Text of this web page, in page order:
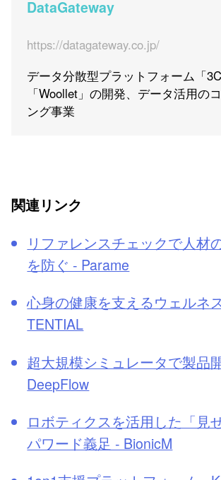
DataGateway
https://datagateway.co.jp/
データ分散型プラットフォーム「
「Woollet」の開発、データ活用の
ング事業
関連リンク
リファレンスチェックで人材
を防ぐ - Parame
心身の健康を支えるウェルネ
TENTIAL
超大規模シミュレータで製品
DeepFlow
ロボティクスを活用した「見
パワード義足 - BionicM